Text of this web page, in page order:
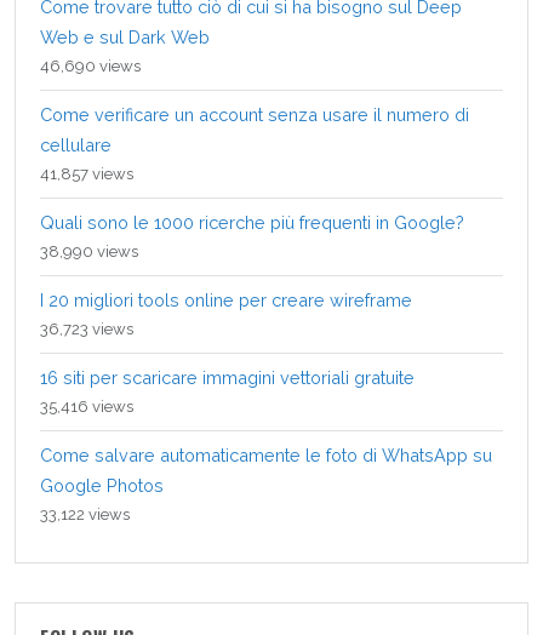
Come trovare tutto ciò di cui si ha bisogno sul Deep
Web e sul Dark Web
46,690 views
Come verificare un account senza usare il numero di
cellulare
41,857 views
Quali sono le 1000 ricerche più frequenti in Google?
38,990 views
I 20 migliori tools online per creare wireframe
36,723 views
16 siti per scaricare immagini vettoriali gratuite
35,416 views
Come salvare automaticamente le foto di WhatsApp su
Google Photos
33,122 views